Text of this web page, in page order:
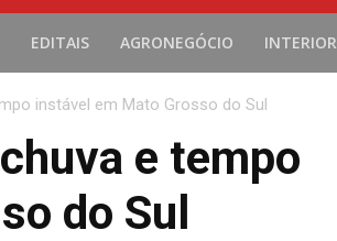
EDITAIS AGRONEGÓCIO INTERIOR
instável em Mato Grosso do Sul
e tempo
do Sul